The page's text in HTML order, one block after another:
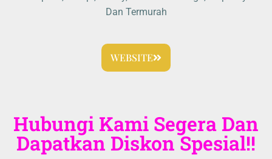
Dan Termurah
WEBSITE
Hubungi Kami Segera Dan
Dapatkan Diskon Spesial!!